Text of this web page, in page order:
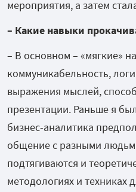
мероприятия, а затем
– Какие навыки
– В основном – «мягкие»
коммуникабельность,
выражения мыслей,
презентации. Раньше я
бизнес-аналитика
общение с разными
подтягиваются и
методологиях и техниках